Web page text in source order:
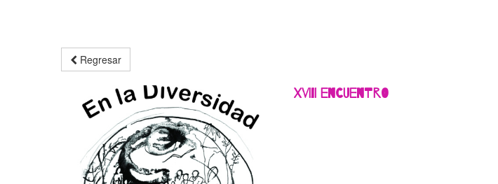
Regresar
XVIII Encuentro